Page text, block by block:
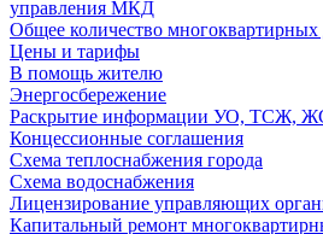
управления МКД
Общее количество многоквартирных
Цены и тарифы
В помощь жителю
Энергосбережение
Раскрытие информации УО, ТСЖ,
Концессионные соглашения
Схема теплоснабжения города
Схема водоснабжения
Лицензирование управляющих
Капитальный ремонт